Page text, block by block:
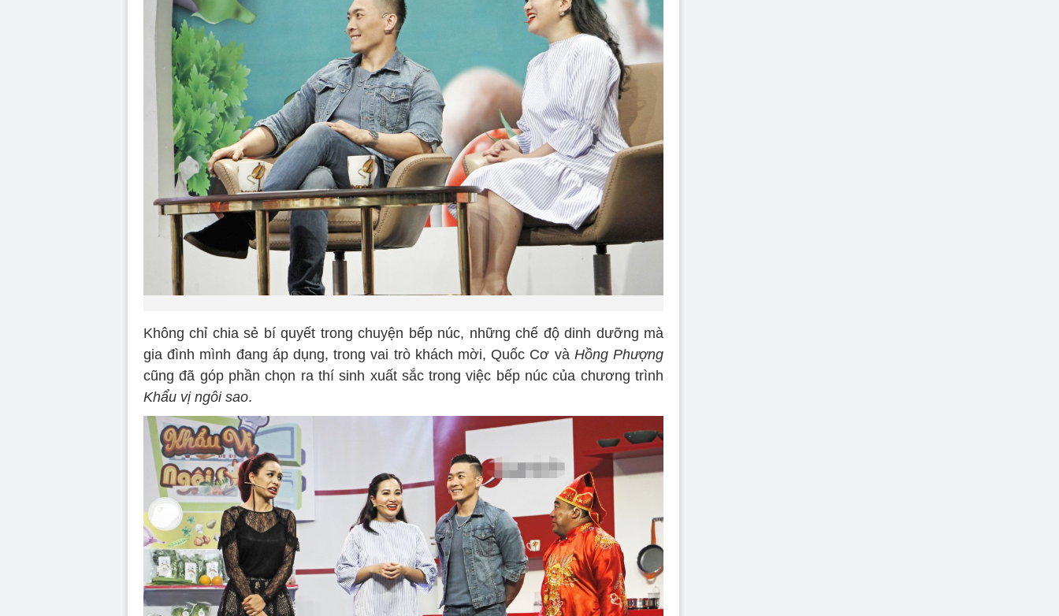
Không chỉ chia sẻ bí quyết trong chuyện bếp núc, những chế độ dinh dưỡng mà
gia đình mình đang áp dụng, trong vai trò khách mời, Quốc Cơ và Hồng Phượng
cũng đã góp phần chọn ra thí sinh xuất sắc trong việc bếp núc của chương trình
Khẩu vị ngôi sao.